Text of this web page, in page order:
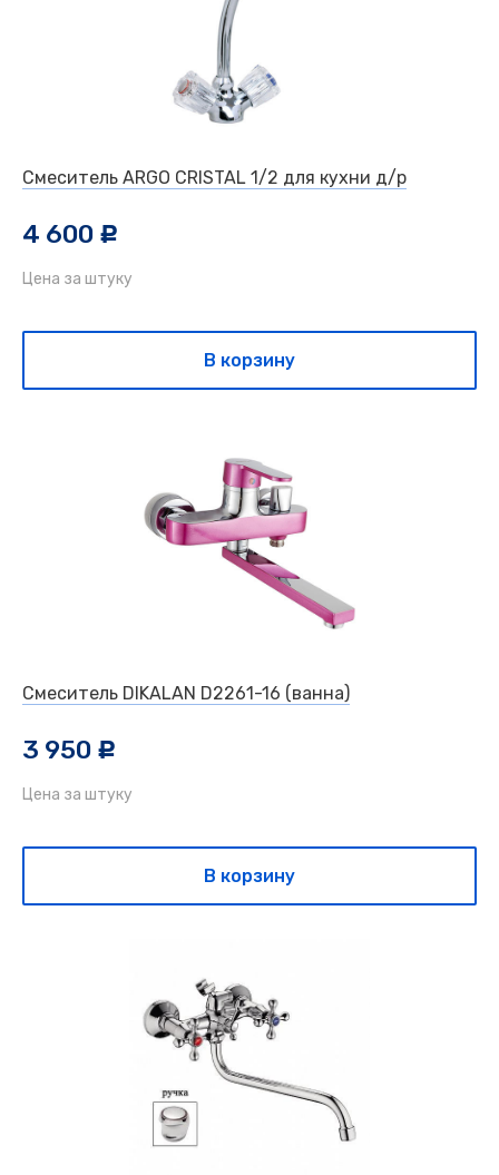
Смеситель ARGO CRISTAL 1/2 для кухни д/р
4 600 c
Цена за штуку
В корзину
Смеситель DIKALAN D2261-16 (ванна)
3 950 c
Цена за штуку
В корзину